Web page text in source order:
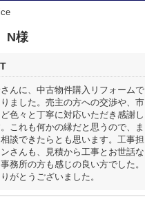
N様
んに、中古物件購入リフォームで
ました。売主の方への交渉や、市
色々と丁寧に対応いただき感謝し
これも何かの縁だと思うので、ま
談できたらとも思います。工事担
さんも、見積から工事とお世話な
務所の方も感じの良い方でした。
がとうございました。